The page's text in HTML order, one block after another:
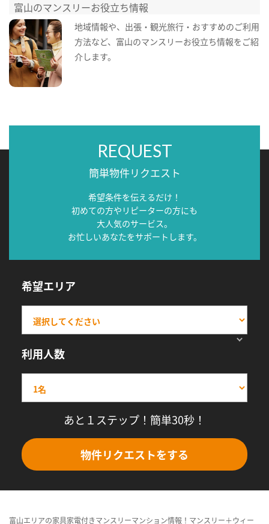
富山のマンスリーお役立ち情報
地域情報や、出張・観光旅行・おすすめのご利用
方法など、富山のマンスリーお役立ち情報をご紹
介します。
REQUEST
簡単物件リクエスト
希望条件を伝えるだけ！
初めての方やリピーターの方にも
大人気のサービス。
お忙しいあなたをサポートします。
希望エリア
利用人数
あと１ステップ！簡単30秒！
物件リクエストをする
富山エリアの家具家電付きマンスリーマンション情報！マンスリー＋ウィー